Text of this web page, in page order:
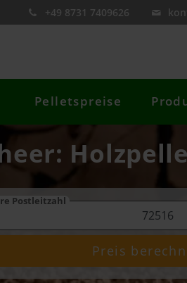
+49 8731 7409626
Pelletspreise
Postleitzahl
Preis